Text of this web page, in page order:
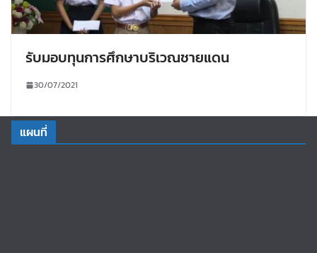
รับมอบทุนการศึกษาบริเวณชายแดน
30/07/2021
แผนที่